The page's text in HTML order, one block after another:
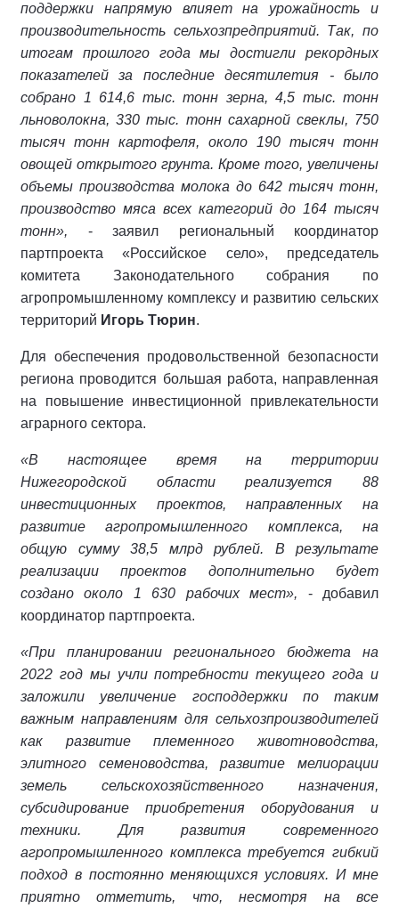
поддержки напрямую влияет на урожайность и
производительность сельхозпредприятий. Так, по
итогам прошлого года мы достигли рекордных
показателей за последние десятилетия - было
собрано 1 614,6 тыс. тонн зерна, 4,5 тыс. тонн
льноволокна, 330 тыс. тонн сахарной свеклы, 750
тысяч тонн картофеля, около 190 тысяч тонн
овощей открытого грунта. Кроме того, увеличены
объемы производства молока до 642 тысяч тонн,
производство мяса всех категорий до 164 тысяч
тонн», - заявил региональный координатор
партпроекта «Российское село», председатель
комитета Законодательного собрания по
агропромышленному комплексу и развитию сельских
территорий Игорь Тюрин.
Для обеспечения продовольственной безопасности
региона проводится большая работа, направленная
на повышение инвестиционной привлекательности
аграрного сектора.
«В настоящее время на территории
Нижегородской области реализуется 88
инвестиционных проектов, направленных на
развитие агропромышленного комплекса, на
общую сумму 38,5 млрд рублей. В результате
реализации проектов дополнительно будет
создано около 1 630 рабочих мест», - добавил
координатор партпроекта.
«При планировании регионального бюджета на
2022 год мы учли потребности текущего года и
заложили увеличение господдержки по таким
важным направлениям для сельхозпроизводителей
как развитие племенного животноводства,
элитного семеноводства, развитие мелиорации
земель сельскохозяйственного назначения,
субсидирование приобретения оборудования и
техники. Для развития современного
агропромышленного комплекса требуется гибкий
подход в постоянно меняющихся условиях. И мне
приятно отметить, что, несмотря на все